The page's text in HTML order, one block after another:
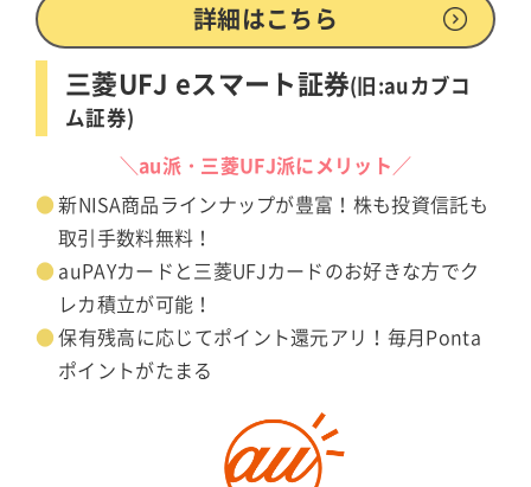
詳細はこちら
三菱UFJ eスマート証券(旧:auカブコ
ム証券)
＼au派・三菱UFJ派にメリット／
新NISA商品ラインナップが豊富！株も投資信託も
取引手数料無料！
auPAYカードと三菱UFJカードのお好きな方でク
レカ積立が可能！
保有残高に応じてポイント還元アリ！毎月Ponta
ポイントがたまる